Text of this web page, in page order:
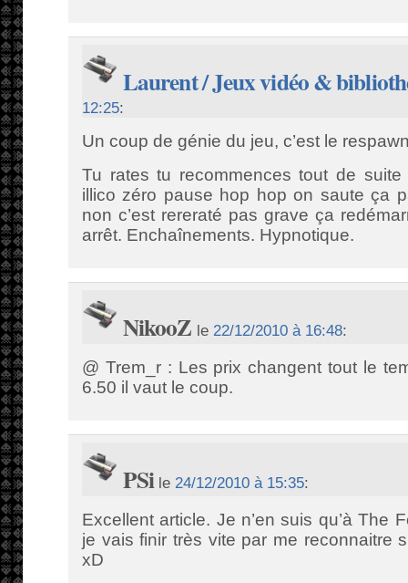
Laurent / Jeux vidéo &
12:25:
Un coup de génie du jeu, c’est le
Tu rates tu recommences tout de suite
illico zéro pause hop hop on saute ça
non c’est rereraté pas grave ça
arrêt. Enchaînements. Hypnotique.
NikooZ le 22/12/2010 à 16:48:
@ Trem_r : Les prix changent tout le
6.50 il vaut le coup.
PSile24/12/2010 à 15:35:
Excellent article. Je n’en suis qu’à The
je vais finir très vite par me reconnaitre
xD